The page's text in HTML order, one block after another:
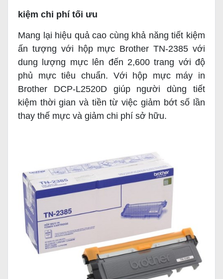
kiệm chi phí tối ưu
Mang lại hiệu quả cao cùng khả năng tiết kiệm
ấn tượng với hộp mực Brother TN-2385 với
dung lượng mực lên đến 2,600 trang với độ
phủ mực tiêu chuẩn. Với hộp mực máy in
Brother DCP-L2520D giúp người dùng tiết
kiệm thời gian và tiền từ việc giảm bớt số lần
thay thế mực và giảm chi phí sở hữu.